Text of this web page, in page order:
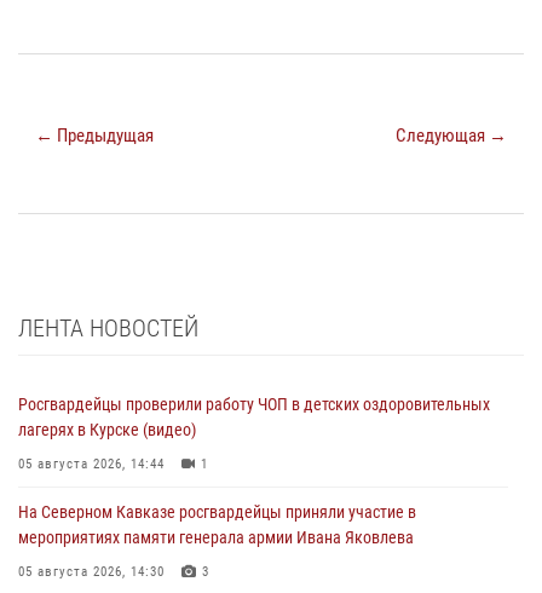
← Предыдущая Следующая →
ЛЕНТА НОВОСТЕЙ
Росгвардейцы проверили работу ЧОП в детских оздоровительных
лагерях в Курске (видео)
05 августа 2026, 14:44 1
На Северном Кавказе росгвардейцы приняли участие в
мероприятиях памяти генерала армии Ивана Яковлева
05 августа 2026, 14:30 3